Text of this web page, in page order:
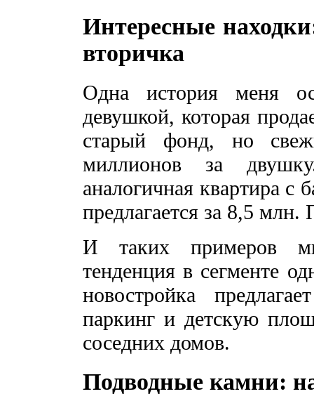
Интересные
вторичка
Одна история меня
девушкой, которая
старый фонд, но
миллионов за
аналогичная квартира с
предлагается за 8,5 млн.
И таких примеров
тенденция в сегменте
новостройка
паркинг и детскую
соседних домов.
Подводные камни: